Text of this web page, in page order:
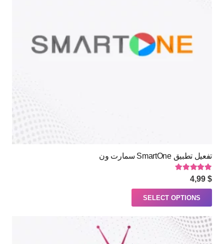
تفعيل تطبيق SmartOne سمارت ون
تم التقييم
$
SELECT OPTIONS